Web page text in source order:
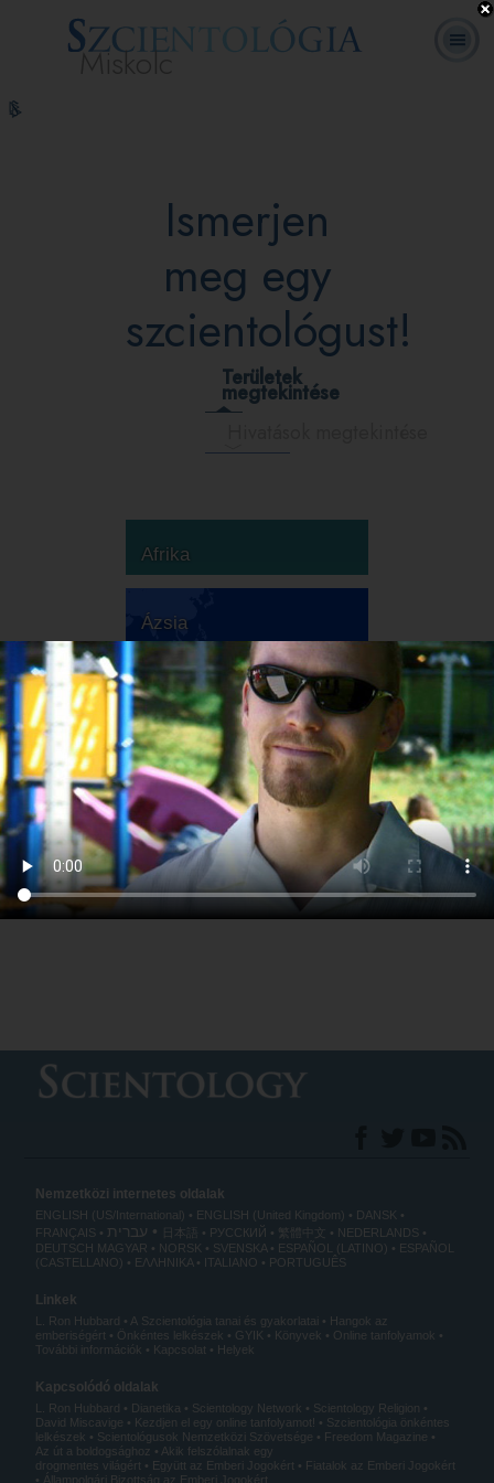
Miskolc
Hubbard
Ismerjen
meg egy
szcientológust!
Területek
megtekintése
Afrika
Ázsia
Ausztrália
Európa
Dél-Amerika
Észak-Amerika
Nemzetközi internetes oldalak
ENGLISH (US/International) ENGLISH (United Kingdom)
DANSK
FRANÇAIS
עברית 日本語 РУССКИЙ 繁體中文
NEDERLANDS
DEUTSCH MAGYAR NORSK SVENSKA ESPAÑOL (LATINO)
ESPAÑOL
(CASTELLANO)
ΕΛΛΗΝΙΚA ITALIANO PORTUGUÊS
Linkek
L. Ron Hubbard A Szcientológia tanai és gyakorlatai
Hangok az
emberiségért
Önkéntes lelkészek GYIK Könyvek
Online tanfolyamok
További információk
Kapcsolat Helyek
Kapcsolódó oldalak
L. Ron Hubbard Dianetika Scientology Network
Scientology Religion
David Miscavige
Kezdjen el egy online tanfolyamot!
Szcientológia önkéntes
lelkészek
Scientológusok Nemzetközi Szövetsége
Freedom Magazine
Az út a boldogsághoz
Akik felszólalnak egy
drogmentes világért
Együtt az Emberi Jogokért
Fiatalok az Emberi Jogokért
Állampolgári Bizottság az Emberi Jogokért